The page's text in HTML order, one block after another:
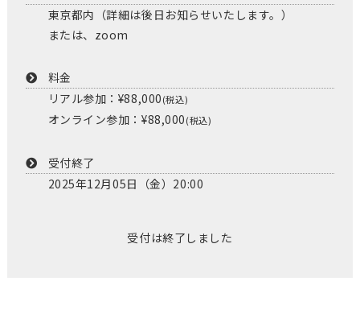
東京都内（詳細は後日お知らせいたします。）
または、zoom
料金
リアル参加：¥88,000(税込)
オンライン参加：¥88,000(税込)
受付終了
2025年12月05日（金）20:00
受付は終了しました